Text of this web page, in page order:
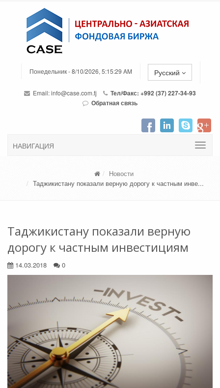
Понедельник - 8/10/2026, 5:15:29 AM Русский
Email:info@case.com.tj
Тел/Факс: +992 (37) 227-34-93
Обратная связь
НАВИГАЦИЯ
Новости
Таджикистану показали верную дорогу к частным инве...
Таджикистану показали верную
дорогу к частным инвестициям
14.03.2018 0